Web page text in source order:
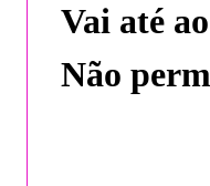
Vai até
Não